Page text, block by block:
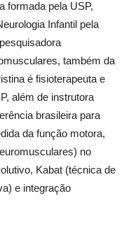
formada pela USP,
Infantil pela
também da
é fisioterapeuta e
além de instrutora
brasileira para
da função motora,
no
Kabat (técnica de
e integração